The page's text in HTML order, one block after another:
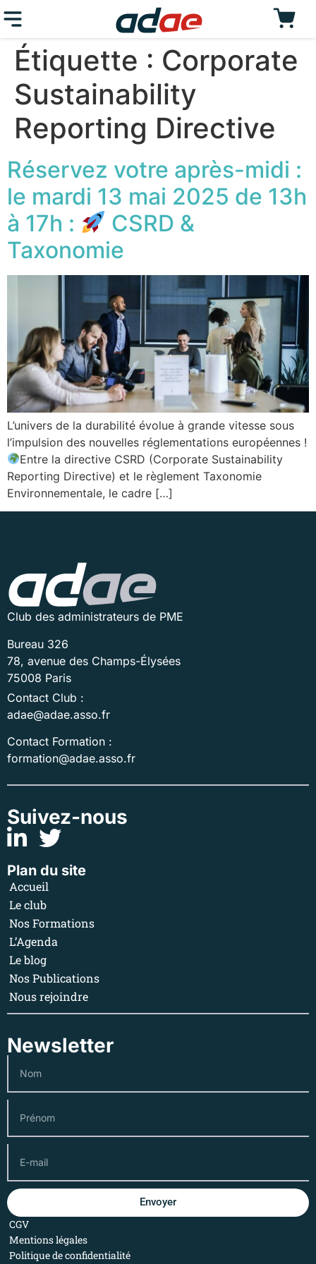
Étiquette : Corporate
Sustainability
Reporting Directive
Réservez votre après-midi :
le mardi 13 mai 2025 de 13h
à 17h :
CSRD &
Taxonomie
L’univers de la durabilité évolue à grande vitesse sous
l’impulsion des nouvelles réglementations européennes !
Entre la directive CSRD (Corporate Sustainability
Reporting Directive) et le règlement Taxonomie
Environnementale, le cadre […]
Club des administrateurs de PME
Bureau 326
78, avenue des Champs-Élysées
75008 Paris
Contact Club :
adae@adae.asso.fr
Contact Formation :
formation@adae.asso.fr
Suivez-nous
Plan du site
Accueil
Le club
Nos Formations
L’Agenda
Le blog
Nos Publications
Nous rejoindre
Newsletter
Envoyer
CGV
Mentions légales
Politique de confidentialité